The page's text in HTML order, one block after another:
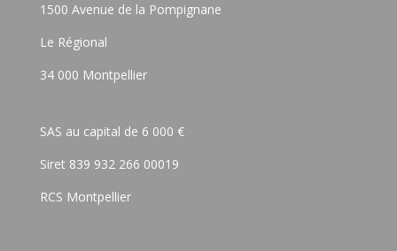
1500 Avenue de la Pompignane
Le Régional
34 000 Montpellier
SAS au capital de 6 000 €
Siret 839 932 266 00019
RCS Montpellier